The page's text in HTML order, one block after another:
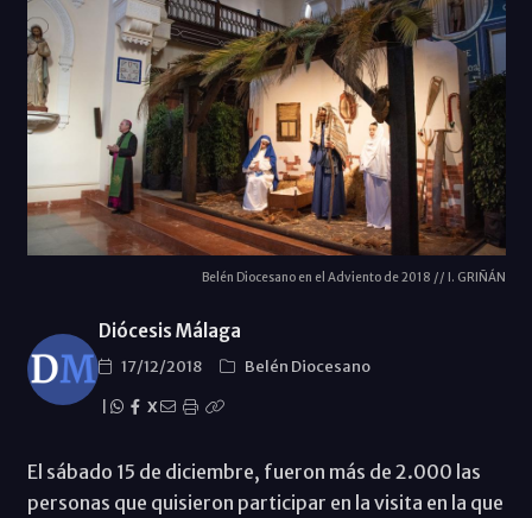
Belén Diocesano en el Adviento de 2018 // I. GRIÑÁN
Diócesis Málaga
17/12/2018
Belén Diocesano
X
El sábado 15 de diciembre, fueron más de 2.000 las
personas que quisieron participar en la visita en la que